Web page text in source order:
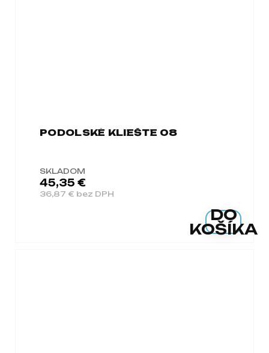
PODOLSKÉ KLIEŠTE 08
SKLADOM
36,87 € bez DPH
45,35 €
DO
KOŠÍKA